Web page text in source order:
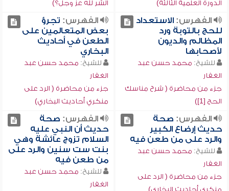
الدورة العلمية الثالثة)
الشر لله عز وجل؟)
الفهرس:الاستعداد
للحج بالتوبة ورد
المظالم والديون
لأصحابها
للشيخ: محمد حسن عبد
الغفار
جزء من محاضرة ( شرح مناسك
الحج [1])
الفهرس: تجرؤ
بعض المتعالمين على
الطعن في أحاديث
البخاري
للشيخ: محمد حسن عبد
الغفار
جزء من محاضرة ( الرد على
منكري أحاديث البخاري)
الفهرس: صحة
حديث إرضاع الكبير
والرد على من طعن فيه
للشيخ: محمد حسن عبد
الغفار
جزء من محاضرة ( الرد على
منكري أحاديث البخاري)
الفهرس: صحة
حديث أن النبي عليه
السلام تزوج عائشة وهي
بنت ست سنين والرد على
من طعن فيه
للشيخ: محمد حسن عبد
الغفار